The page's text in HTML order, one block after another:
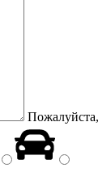
Пожалуйста,